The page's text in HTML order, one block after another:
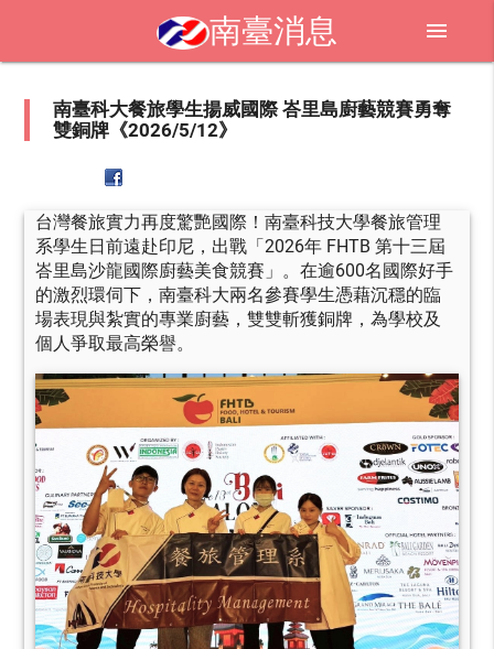
南臺消息 menu
南臺科大餐旅學生揚威國際 峇里島廚藝競賽勇奪
雙銅牌《2026/5/12》
台灣餐旅實力再度驚艷國際！南臺科技大學餐旅管理
系學生日前遠赴印尼，出戰「2026年 FHTB 第十三屆
峇里島沙龍國際廚藝美食競賽」。在逾600名國際好手
的激烈環伺下，南臺科大兩名參賽學生憑藉沉穩的臨
場表現與紮實的專業廚藝，雙雙斬獲銅牌，為學校及
個人爭取最高榮譽。